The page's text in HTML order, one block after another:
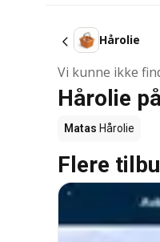
Hårolie
Vi kunne ikke
Hårolie
Matas Hårolie
Flere